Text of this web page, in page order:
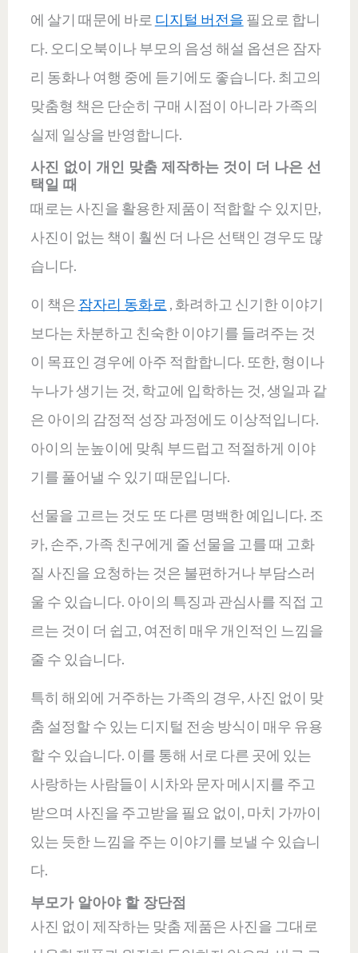
에 살기 때문에 바로 디지털 버전을 필요로 합니
다. 오디오북이나 부모의 음성 해설 옵션은 잠자
리 동화나 여행 중에 듣기에도 좋습니다. 최고의
맞춤형 책은 단순히 구매 시점이 아니라 가족의
실제 일상을 반영합니다.
사진 없이 개인 맞춤 제작하는 것이 더 나은 선
택일 때
때로는 사진을 활용한 제품이 적합할 수 있지만,
사진이 없는 책이 훨씬 더 나은 선택인 경우도 많
습니다.
이 책은 잠자리 동화로 , 화려하고 신기한 이야기
보다는 차분하고 친숙한 이야기를 들려주는 것
이 목표인 경우에 아주 적합합니다. 또한, 형이나
누나가 생기는 것, 학교에 입학하는 것, 생일과 같
은 아이의 감정적 성장 과정에도 이상적입니다.
아이의 눈높이에 맞춰 부드럽고 적절하게 이야
기를 풀어낼 수 있기 때문입니다.
선물을 고르는 것도 또 다른 명백한 예입니다. 조
카, 손주, 가족 친구에게 줄 선물을 고를 때 고화
질 사진을 요청하는 것은 불편하거나 부담스러
울 수 있습니다. 아이의 특징과 관심사를 직접 고
르는 것이 더 쉽고, 여전히 매우 개인적인 느낌을
줄 수 있습니다.
특히 해외에 거주하는 가족의 경우, 사진 없이 맞
춤 설정할 수 있는 디지털 전송 방식이 매우 유용
할 수 있습니다. 이를 통해 서로 다른 곳에 있는
사랑하는 사람들이 시차와 문자 메시지를 주고
받으며 사진을 주고받을 필요 없이, 마치 가까이
있는 듯한 느낌을 주는 이야기를 보낼 수 있습니
다.
부모가 알아야 할 장단점
사진 없이 제작하는 맞춤 제품은 사진을 그대로